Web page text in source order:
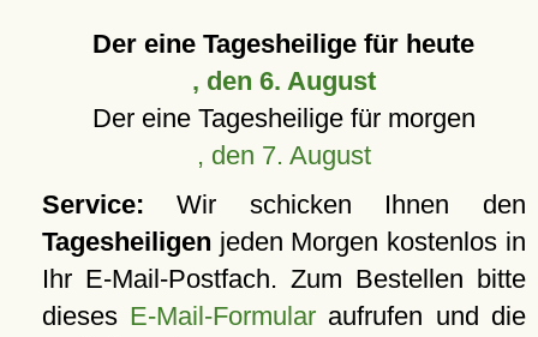
Der eine Tagesheilige für heute
, den 6. August
Der eine Tagesheilige für morgen
, den 7. August
Service: Wir schicken Ihnen den
Tagesheiligen jeden Morgen kostenlos in
Ihr E-Mail-Postfach. Zum Bestellen bitte
dieses E-Mail-Formular aufrufen und die